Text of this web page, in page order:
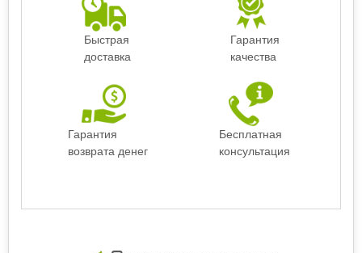
Быстрая
доставка
Гарантия
качества
Гарантия
возврата денег
Бесплатная
консультация